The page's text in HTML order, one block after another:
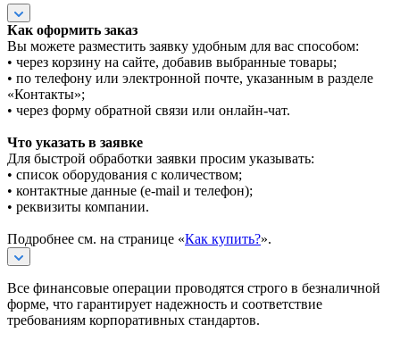
Как оформить заказ
Вы можете разместить заявку удобным для вас способом:
• через корзину на сайте, добавив выбранные товары;
• по телефону или электронной почте, указанным в разделе
«Контакты»;
• через форму обратной связи или онлайн-чат.
Что указать в заявке
Для быстрой обработки заявки просим указывать:
• список оборудования с количеством;
• контактные данные (e-mail и телефон);
• реквизиты компании.
Подробнее см. на странице «Как купить?».
Все финансовые операции проводятся строго в безналичной
форме, что гарантирует надежность и соответствие
требованиям корпоративных стандартов.